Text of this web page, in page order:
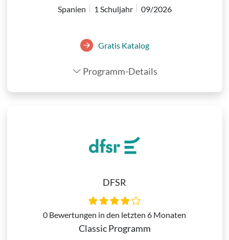
Spanien 1 Schuljahr 09/2026
Gratis Katalog
Programm-Details
DFSR
0 Bewertungen in den letzten 6 Monaten
Classic Programm